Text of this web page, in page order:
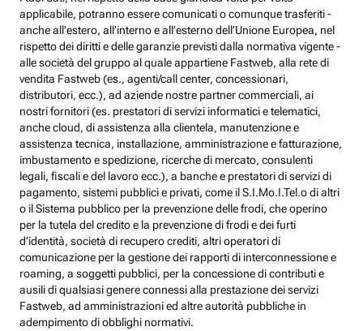
applicabile, potranno essere comunicati o comunque trasferiti -
anche all’estero, all’interno e all’esterno dell’Unione Europea, nel
rispetto dei diritti e delle garanzie previsti dalla normativa vigente -
alle società del gruppo al quale appartiene Fastweb, alla rete di
vendita Fastweb (es., agenti/call center, concessionari,
distributori, ecc.), ad aziende nostre partner commerciali, ai
nostri fornitori (es. prestatori di servizi informatici e telematici,
anche cloud, di assistenza alla clientela, manutenzione e
assistenza tecnica, installazione, amministrazione e fatturazione,
imbustamento e spedizione, ricerche di mercato, consulenti
legali, fiscali e del lavoro ecc.), a banche e prestatori di servizi di
pagamento, sistemi pubblici e privati, come il S.I.Mo.I.Tel.o di altri
o il Sistema pubblico per la prevenzione delle frodi, che operino
per la tutela del credito e la prevenzione di frodi e dei furti
d’identità, società di recupero crediti, altri operatori di
comunicazione per la gestione dei rapporti di interconnessione e
roaming, a soggetti pubblici, per la concessione di contributi e
ausili di qualsiasi genere connessi alla prestazione dei servizi
Fastweb, ad amministrazioni ed altre autorità pubbliche in
adempimento di obblighi normativi.